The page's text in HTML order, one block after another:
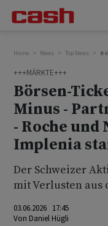
Home News Top News
+++MÄRKTE+++
Börsen-
Minus -
- Roche und
Implenia
Der Schweizer
mit Verlusten aus
03.06.2026 17:45
Von Daniel Hügli